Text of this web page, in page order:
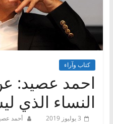
كتاب وآراء
احمد عصيد:
النساء الذي
3 يوليوز 2019 أحمد